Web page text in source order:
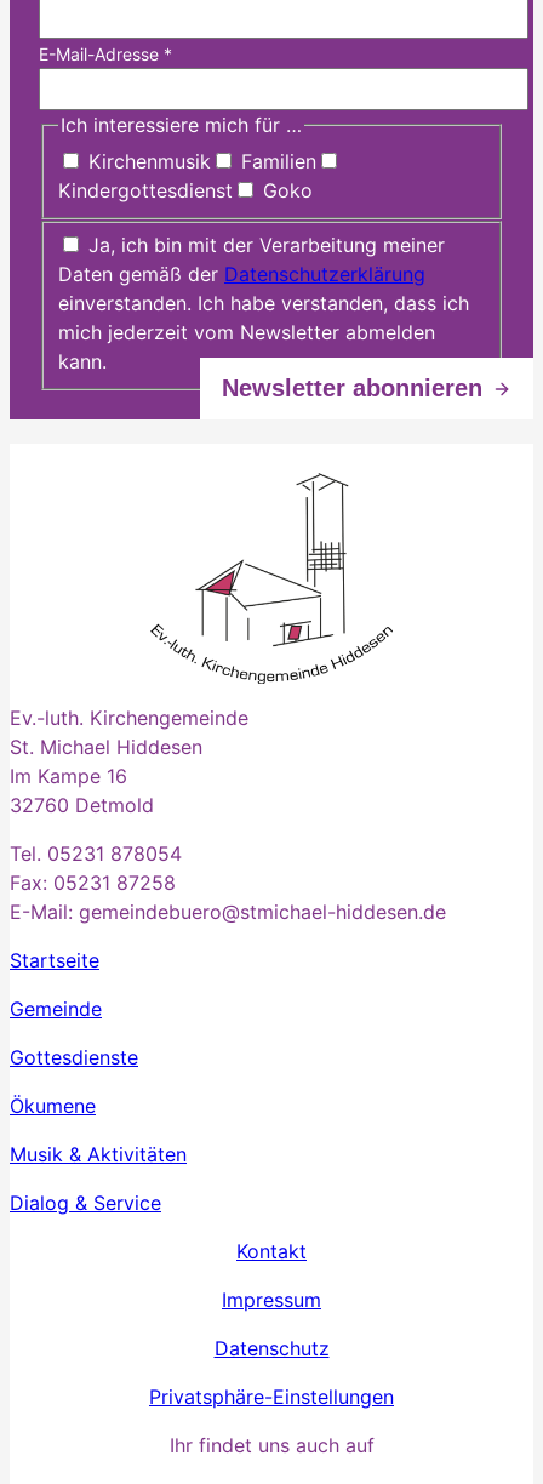
E-Mail-Adresse *
Ich interessiere mich für …
Kirchenmusik
Familien
Kindergottesdienst
Goko
Ja, ich bin mit der Verarbeitung meiner
Daten gemäß der Datenschutzerklärung
einverstanden. Ich habe verstanden, dass ich
mich jederzeit vom Newsletter abmelden
kann.
Ev.-luth. Kirchengemeinde
St. Michael Hiddesen
Im Kampe 16
32760 Detmold
Tel. 05231 878054
Fax: 05231 87258
E-Mail: gemeindebuero@stmichael-hiddesen.de
Startseite
Gemeinde
Gottesdienste
Ökumene
Musik & Aktivitäten
Dialog & Service
Kontakt
Impressum
Datenschutz
Privatsphäre-Einstellungen
Ihr findet uns auch auf